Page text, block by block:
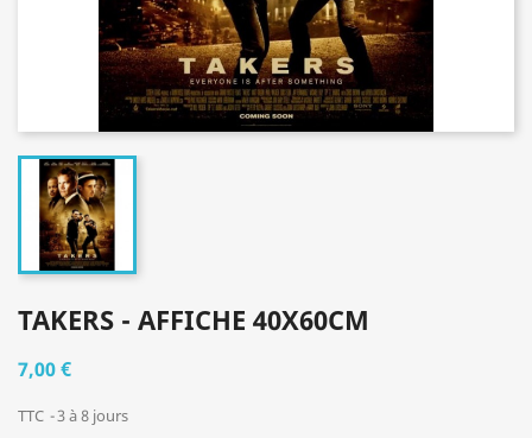
TAKERS - AFFICHE 40X60CM
7,00 €
TTC 3 à 8 jours